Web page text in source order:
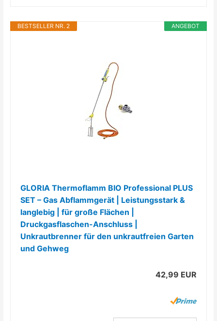
ANGEBOT
BESTSELLER NR. 2
GLORIA Thermoflamm BIO Professional PLUS
SET – Gas Abflammgerät | Leistungsstark &
langlebig | für große Flächen |
Druckgasflaschen-Anschluss |
Unkrautbrenner für den unkrautfreien Garten
und Gehweg
42,99 EUR